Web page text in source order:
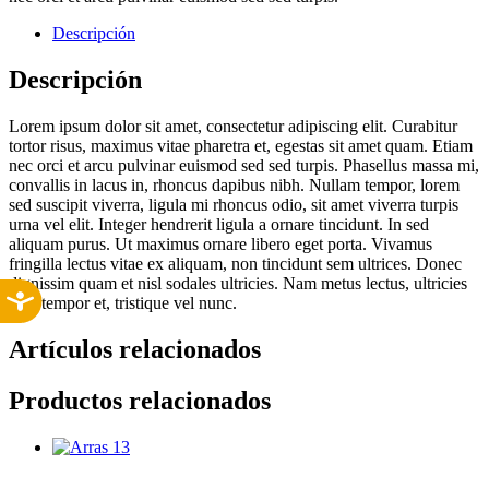
Descripción
Descripción
Lorem ipsum dolor sit amet, consectetur adipiscing elit. Curabitur
tortor risus, maximus vitae pharetra et, egestas sit amet quam. Etiam
nec orci et arcu pulvinar euismod sed sed turpis. Phasellus massa mi,
convallis in lacus in, rhoncus dapibus nibh. Nullam tempor, lorem
sed suscipit viverra, ligula mi rhoncus odio, sit amet viverra turpis
urna vel elit. Integer hendrerit ligula a ornare tincidunt. In sed
aliquam purus. Ut maximus ornare libero eget porta. Vivamus
fringilla lectus vitae ex aliquam, non tincidunt sem ultrices. Donec
dignissim quam et nisl sodales ultricies. Nam metus lectus, ultricies
eget tempor et, tristique vel nunc.
Artículos relacionados
Productos relacionados